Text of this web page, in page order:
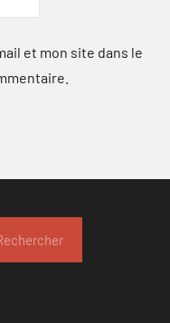
et mon site dans le